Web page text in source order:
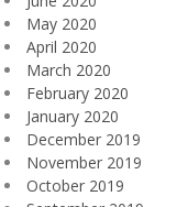
May 2020
April 2020
March 2020
February 2020
January 2020
December 2019
November 2019
October 2019